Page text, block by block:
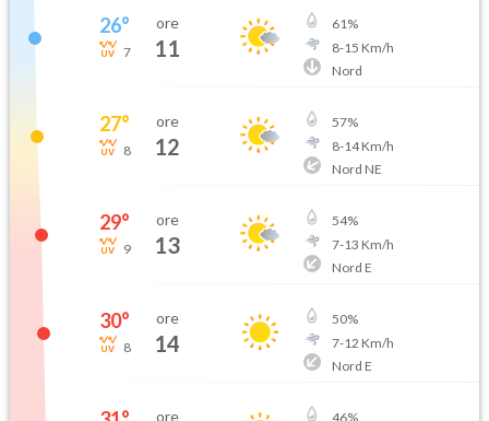
26°
7
ore
11
61%
8-15 Km/h
Nord
27°
8
ore
12
57%
8-14Km/h
Nord NE
29°
9
ore
13
54%
7-13 Km/h
Nord E
30°
8
ore
14
50%
7-12 Km/h
Nord E
ore 46%